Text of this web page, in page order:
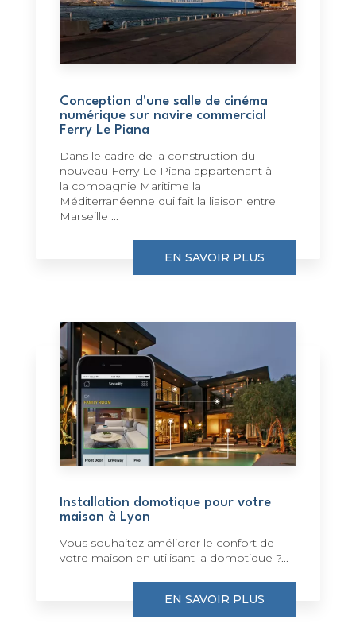
Conception d'une salle de cinéma
numérique sur navire commercial
Ferry Le Piana
Dans le cadre de la construction du
nouveau Ferry Le Piana appartenant à
la compagnie Maritime la
Méditerranéenne qui fait la liaison entre
Marseille ...
EN SAVOIR PLUS
Installation domotique pour votre
maison à Lyon
Vous souhaitez améliorer le confort de
votre maison en utilisant la domotique ?...
EN SAVOIR PLUS